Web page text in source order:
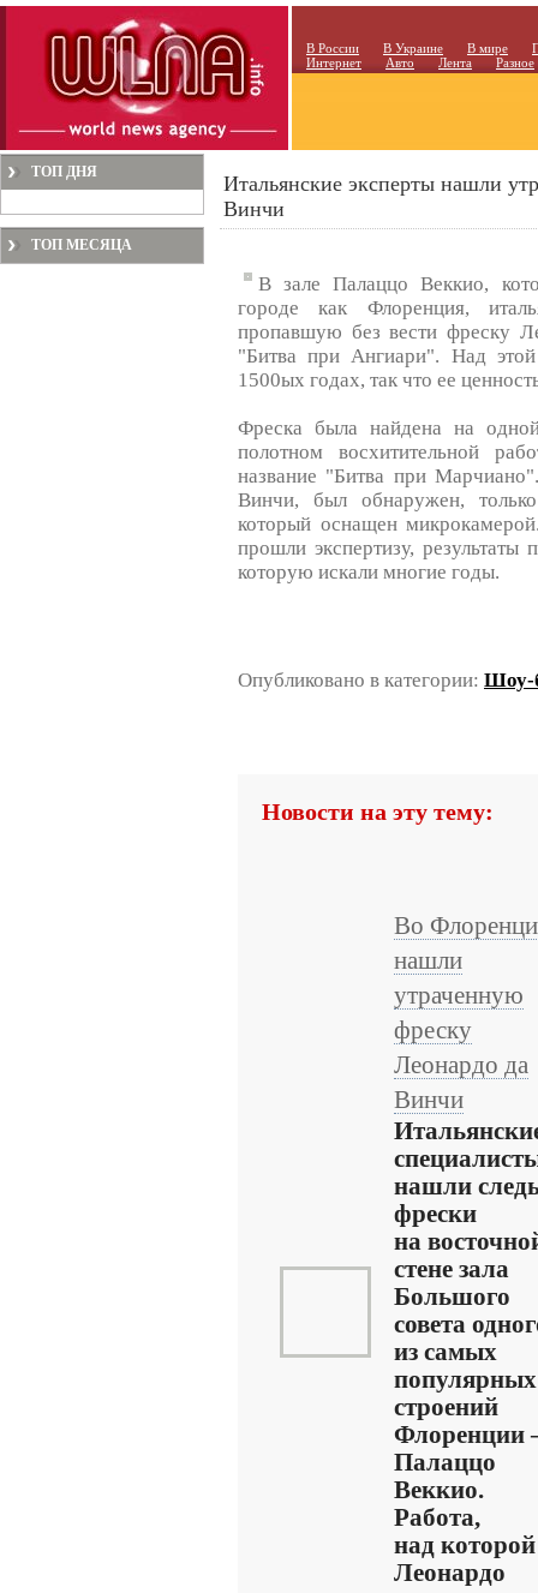
В России В Украине В мире
Интернет
Авто Лента Разное
ТОП ДНЯ
ТОП МЕСЯЦА
Итальянские эксперты нашли
Винчи
В зале Палаццо Веккио,
городе как Флоренция,
пропавшую без вести фреску
"Битва при Ангиари". Над
1500ых годах, так что ее
Фреска была найдена на
полотном восхитительной
название "Битва при
Винчи, был обнаружен, только
который оснащен
прошли экспертизу, результаты
которую искали многие годы.
Опубликовано в категории: Шоу-
Новости на эту тему:
Во
нашли
утраченную
фреску
Леонардо да
Винчи
нашли
фрески
на
стене зала
Большого
совета
из самых
популярных
строений
Флоренции
Палаццо
Веккио.
Работа,
над которой
Леонардо